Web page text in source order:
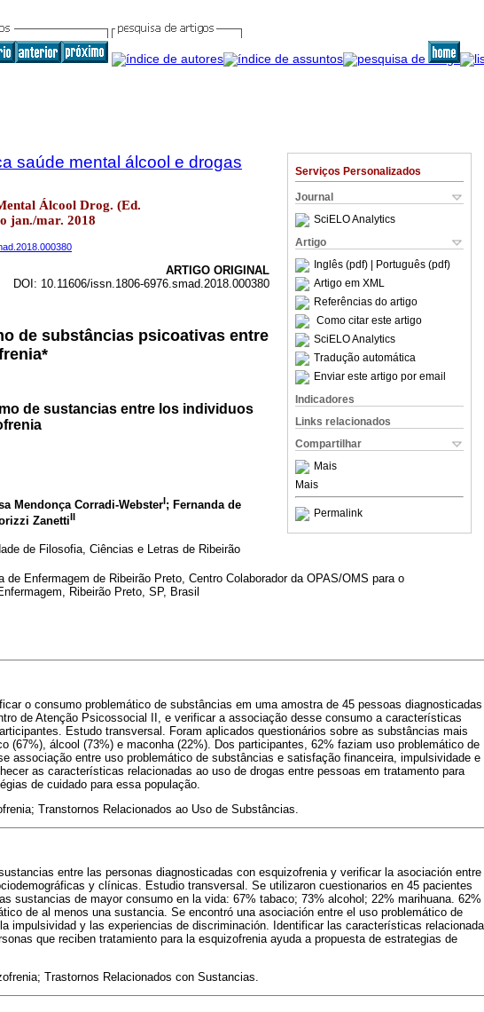
Serviços Personalizados
Journal
SciELO Analytics
Artigo
Inglês (pdf)
| Português (pdf)
Artigo em XML
Referências do artigo
Como citar este artigo
SciELO Analytics
Tradução automática
Enviar este artigo por email
Indicadores
Links relacionados
Compartilhar
Mais
Mais
Permalink
saúde mental álcool e drogas
Álcool Drog. (Ed.
jan./mar. 2018
ARTIGO ORIGINAL
DOI: 10.11606/issn.1806-6976.smad.2018.000380
de substâncias psicoativas entre
de sustancias entre los individuos
Mendonça Corradi-WebsterI; Fernanda de
ZanettiII
de Filosofia, Ciências e Letras de Ribeirão
de Enfermagem de Ribeirão Preto, Centro Colaborador da OPAS/OMS para o
Ribeirão Preto, SP, Brasil
o consumo problemático de substâncias em uma amostra de 45 pessoas diagnosticadas
de Atenção Psicossocial II, e verificar a associação desse consumo a características
Estudo transversal. Foram aplicados questionários sobre as substâncias mais
(67%), álcool (73%) e maconha (22%). Dos participantes, 62% faziam uso problemático de
associação entre uso problemático de substâncias e satisfação financeira, impulsividade e
as características relacionadas ao uso de drogas entre pessoas em tratamento para
de cuidado para essa população.
Transtornos Relacionados ao Uso de Substâncias.
entre las personas diagnosticadas con esquizofrenia y verificar la asociación entre
y clínicas. Estudio transversal. Se utilizaron cuestionarios en 45 pacientes
sustancias de mayor consumo en la vida: 67% tabaco; 73% alcohol; 22% marihuana. 62%
de al menos una sustancia. Se encontró una asociación entre el uso problemático de
impulsividad y las experiencias de discriminación. Identificar las características
que reciben tratamiento para la esquizofrenia ayuda a propuesta de estrategias de
Trastornos Relacionados con Sustancias.